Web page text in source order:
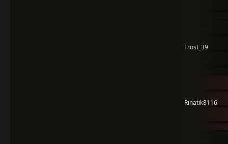
Frost_39
Rinatik8116